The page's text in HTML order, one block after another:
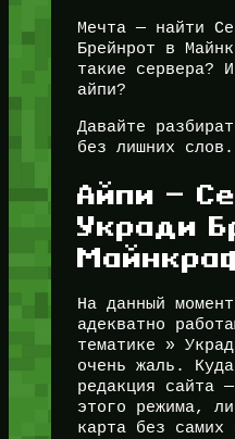
Мечта — найти
Брейнрот в
такие сервера?
айпи?
Давайте
без лишних слов.
Айпи —
Укради
На данный
адекватно
тематике »
очень жаль.
редакция сайта
этого режима,
карта без самих